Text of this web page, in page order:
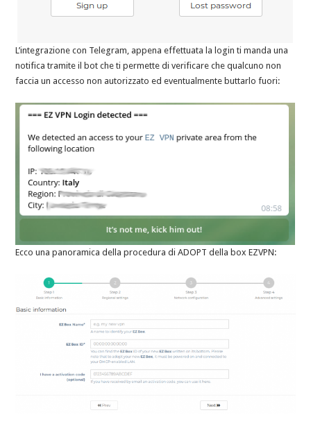
L’integrazione con Telegram, appena effettuata la login ti manda una
notifica tramite il bot che ti permette di verificare che qualcuno non
faccia un accesso non autorizzato ed eventualmente buttarlo fuori:
Ecco una panoramica della procedura di ADOPT della box EZVPN: